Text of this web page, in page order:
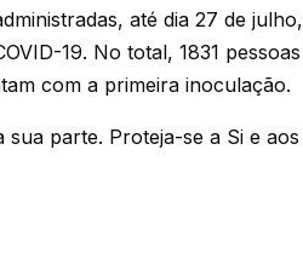
até dia 27 de
19. No total, 1831
com a primeira inoculação.
sua parte. Proteja-se a Si e